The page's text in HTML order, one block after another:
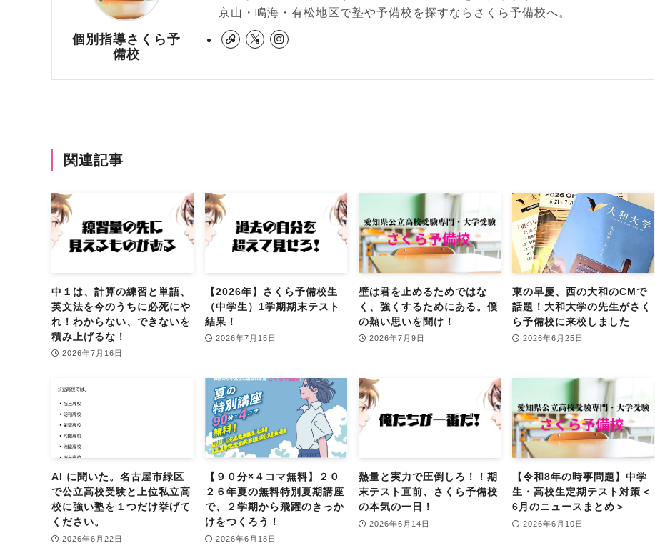
個別指導さくら予
備校
京山・鳴海・有松地区で塾や予備校を探すならさくら予備校へ。
関連記事
中１は、計算の練習と単語、
英文法を今のうちに必死にや
れ！わからない、できないを
積み上げるな！
2026年7月16日
【2026年】さくら予備校生
（中学生）1学期期末テスト
結果！
2026年7月15日
壁は君を止めるためではな
く、強くするためにある。僕
の熱い思いを聞け！
2026年7月9日
東の早慶、西の大和のCMで
話題！大和大学の先生がさく
ら予備校に来校しました
2026年6月25日
AI に聞いた。名古屋市緑区
で公立高校受験と上位私立高
校に強い塾を１つだけ挙げて
ください。
2026年6月22日
【９０分×４コマ無料】２０
２６年夏の無料特別夏期講座
で、２学期から飛躍のきっか
けをつくろう！
2026年6月18日
熱量と実力で圧倒しろ！！期
末テスト直前、さくら予備校
の本気の一日！
2026年6月14日
【令和8年の時事問題】中学
生・高校生定期テスト対策＜
6月のニュースまとめ＞
2026年6月10日